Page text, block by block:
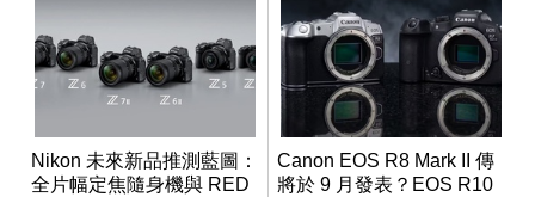
Nikon 未來新品推測藍圖：
全片幅定焦隨身機與 RED
Canon EOS R8 Mark II 傳
將於 9 月發表？EOS R10